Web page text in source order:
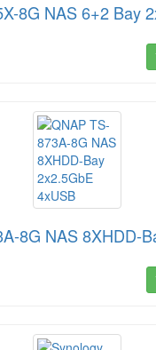
8G NAS 6+2 Bay
8G NAS 8XHDD-